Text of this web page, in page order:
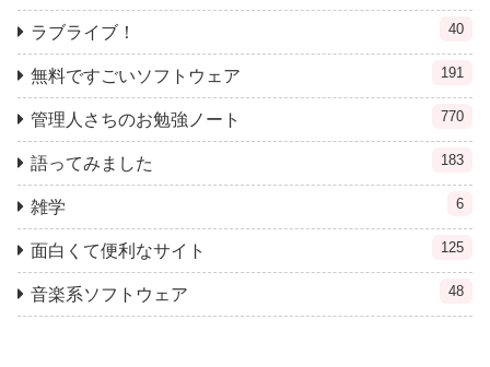
ラブライブ！ 40
無料ですごいソフトウェア 191
管理人さちのお勉強ノート 770
語ってみました 183
雑学 6
面白くて便利なサイト 125
音楽系ソフトウェア 48